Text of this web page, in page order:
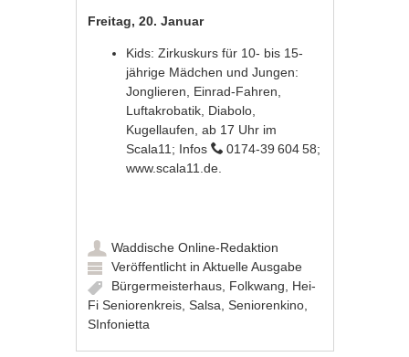
Freitag, 20. Januar
Kids: Zirkuskurs für 10- bis 15-
jährige Mädchen und Jungen:
Jonglieren, Einrad-Fahren,
Luftakrobatik, Diabolo,
Kugellaufen, ab 17 Uhr im
Scala11; Infos
0174-39 604 58;
www.scala11.de.
Waddische Online-Redaktion
Veröffentlicht inAktuelle Ausgabe
Bürgermeisterhaus Folkwang
Hei-
Fi Seniorenkreis ,Salsa ,Seniorenkino
SInfonietta